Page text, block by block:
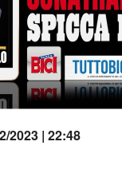
2023 | 22:48